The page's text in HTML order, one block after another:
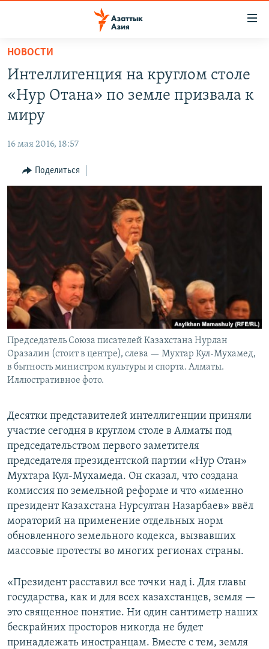
Вернуться
основному
содержанию
Вернутся
главной
Вернутся
поиску
ТАДЖИКИСТАН
ВОЙНА В УКРАИНЕ
КЫРГЫЗЧА
TÜRKMENÇE
Все сайты РСЕ/РС
НОВОСТИ
Интеллигенция на круглом столе
«Нур Отана» по земле призвала к
миру
16 мая 2016, 18:57
Поделиться
Председатель Союза писателей Казахстана Нурлан
Оразалин (стоит в центре), слева — Мухтар Кул-Мухамед,
в бытность министром культуры и спорта. Алматы.
Иллюстративное фото.
Десятки представителей интеллигенции приняли
участие сегодня в круглом столе в Алматы под
председательством первого заметителя
председателя президентской партии «Нур Отан»
Мухтара Кул-Мухамеда. Он сказал, что создана
комиссия по земельной реформе и что «именно
президент Казахстана Нурсултан Назарбаев» ввёл
мораторий на применение отдельных норм
обновленного земельного кодекса, вызвавших
массовые протесты во многих регионах страны.
«Президент расставил все точки над i. Для главы
государства, как и для всех казахстанцев, земля —
это священное понятие. Ни один сантиметр наших
бескрайних просторов никогда не будет
принадлежать иностранцам. Вместе с тем, земля